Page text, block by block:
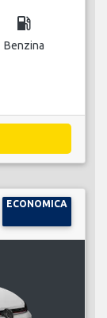
local_gas_station
Benzina
ECONOMICA